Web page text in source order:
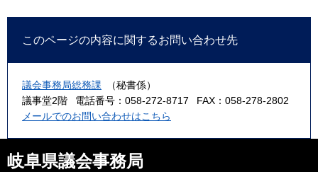
このページの内容に関するお問い合わせ先
議会事務局総務課
（秘書係）
議事堂2階
電話番号：058-272-8717
FAX：058-278-2802
メールでのお問い合わせはこちら
岐阜県議会事務局